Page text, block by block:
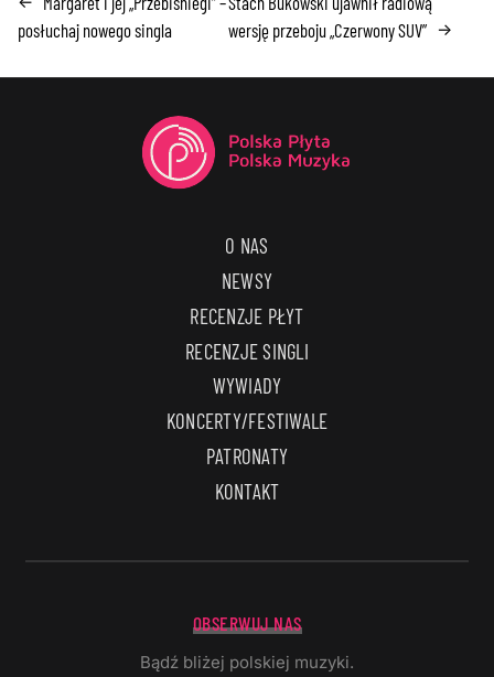
posłuchaj nowego singla
wersję przeboju „Czerwony SUV” →
O NAS
NEWSY
RECENZJE PŁYT
RECENZJE SINGLI
WYWIADY
KONCERTY/FESTIWALE
PATRONATY
KONTAKT
OBSERWUJ NAS
Bądź bliżej polskiej muzyki.